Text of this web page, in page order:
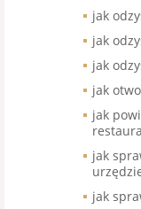
jak
jak
jak
jak
jak
jak
jak